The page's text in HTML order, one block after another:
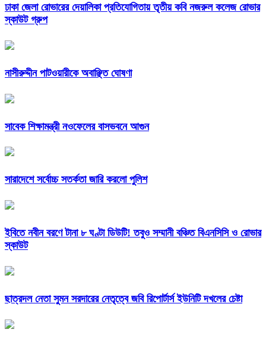
ঢাকা জেলা রোভারের দেয়ালিকা প্রতিযোগিতায় তৃতীয় কবি নজরুল কলেজ রোভার
স্কাউট গ্রুপ
নাসীরুদ্দীন পাটওয়ারীকে অবাঞ্ছিত ঘোষণা
সাবেক শিক্ষামন্ত্রী নওফেলের বাসভবনে আগুন
সারাদেশে সর্বোচ্চ সতর্কতা জারি করলো পুলিশ
ইবিতে নবীন বরণে টানা ৮ ঘণ্টা ডিউটি! তবুও সম্মানী বঞ্চিত বিএনসিসি ও রোভার
স্কাউট
ছাত্রদল নেতা সুমন সরদারের নেতৃত্বে জবি রিপোর্টার্স ইউনিটি দখলের চেষ্টা